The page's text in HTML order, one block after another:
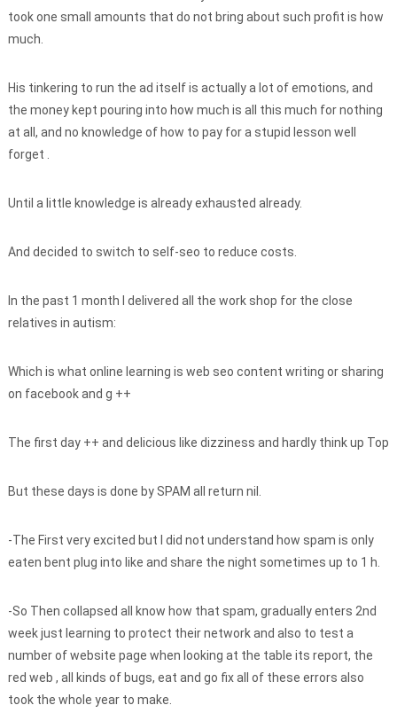
took one small amounts that do not bring about such profit is how
much.
His tinkering to run the ad itself is actually a lot of emotions, and
the money kept pouring into how much is all this much for nothing
at all, and no knowledge of how to pay for a stupid lesson well
forget .
Until a little knowledge is already exhausted already.
And decided to switch to self-seo to reduce costs.
In the past 1 month I delivered all the work shop for the close
relatives in autism:
Which is what online learning is web seo content writing or sharing
on facebook and g ++
The first day ++ and delicious like dizziness and hardly think up Top
But these days is done by SPAM all return nil.
-The First very excited but I did not understand how spam is only
eaten bent plug into like and share the night sometimes up to 1 h.
-So Then collapsed all know how that spam, gradually enters 2nd
week just learning to protect their network and also to test a
number of website page when looking at the table its report, the
red web , all kinds of bugs, eat and go fix all of these errors also
took the whole year to make.